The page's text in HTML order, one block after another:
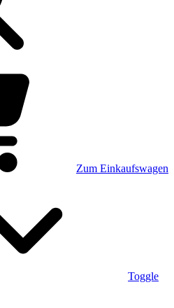
Zum Einkaufswagen
Toggle